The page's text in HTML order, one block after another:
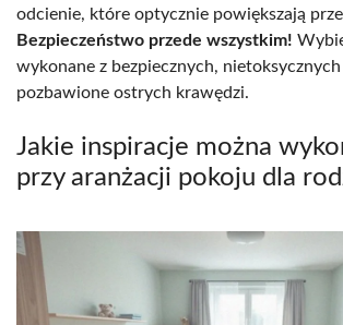
odcienie, które optycznie powiększają
Bezpieczeństwo przede wszystkim!
wykonane z bezpiecznych,
pozbawione ostrych krawędzi.
Jakie inspiracje można
przy aranżacji pokoju dla